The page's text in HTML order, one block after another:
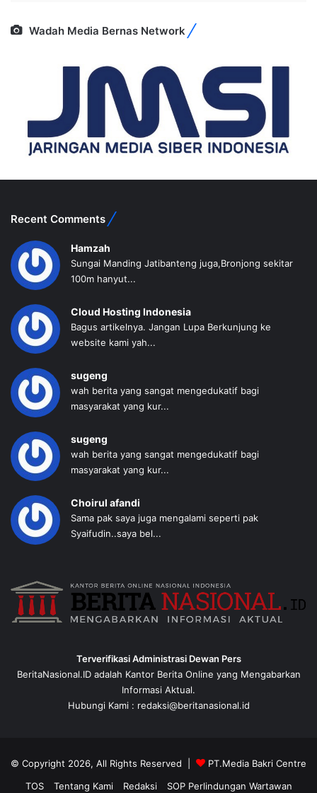
Wadah Media Bernas Network
Recent Comments
Hamzah
Sungai Manding Jatibanteng juga,Bronjong sekitar
100m hanyut...
Cloud Hosting Indonesia
Bagus artikelnya. Jangan Lupa Berkunjung ke
website kami yah...
sugeng
wah berita yang sangat mengedukatif bagi
masyarakat yang kur...
sugeng
wah berita yang sangat mengedukatif bagi
masyarakat yang kur...
Choirul afandi
Sama pak saya juga mengalami seperti pak
Syaifudin..saya bel...
Terverifikasi Administrasi Dewan Pers
BeritaNasional.ID adalah Kantor Berita Online yang Mengabarkan
Informasi Aktual.
Hubungi Kami : redaksi@beritanasional.id
© Copyright 2026, All Rights Reserved |
PT.Media Bakri Centre
TOS
Tentang Kami Redaksi SOP Perlindungan Wartawan